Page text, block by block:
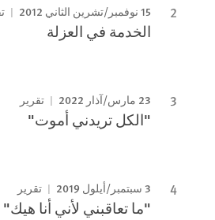
15 نوفمبر/تشرين الثاني 2012
الخدمة في العزلة
23 مارس/آذار 2022 تقرير
"الكل تريدني أموت"
3 سبتمبر/أيلول 2019 تقرير
"ما تعاقبني لأني أنا هيك"